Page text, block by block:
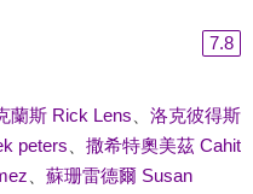
7.8
蘭斯 Rick Lens
洛克彼得斯
peters
撒希特奧美茲 Cahit
蘇珊雷德爾 Susan